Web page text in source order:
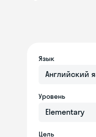
Язык
Английский
Уровень
Elementary
Цель